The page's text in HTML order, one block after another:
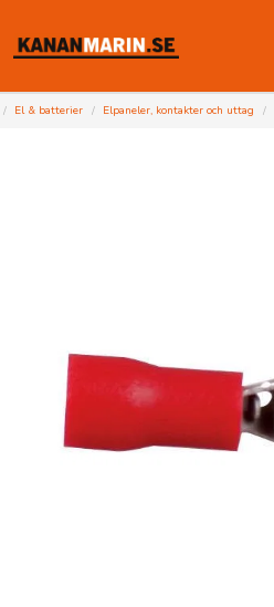
El & batterier Elpaneler, kontakter och uttag